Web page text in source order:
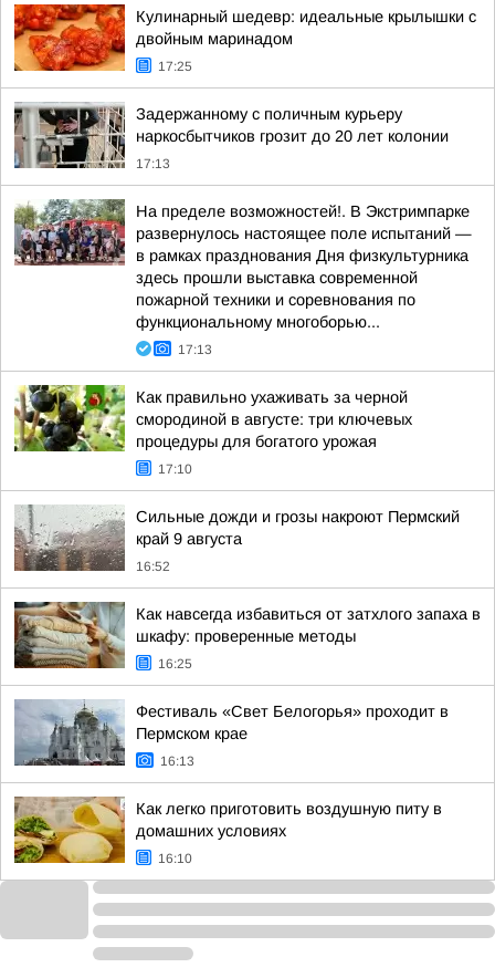
Кулинарный шедевр: идеальные крылышки с
двойным маринадом
17:25
Задержанному с поличным курьеру
наркосбытчиков грозит до 20 лет колонии
17:13
На пределе возможностей!. В Экстримпарке
развернулось настоящее поле испытаний —
в рамках празднования Дня физкультурника
здесь прошли выставка современной
пожарной техники и соревнования по
функциональному многоборью...
17:13
Как правильно ухаживать за черной
смородиной в августе: три ключевых
процедуры для богатого урожая
17:10
Сильные дожди и грозы накроют Пермский
край 9 августа
16:52
Как навсегда избавиться от затхлого запаха в
шкафу: проверенные методы
16:25
Фестиваль «Свет Белогорья» проходит в
Пермском крае
16:13
Как легко приготовить воздушную питу в
домашних условиях
16:10